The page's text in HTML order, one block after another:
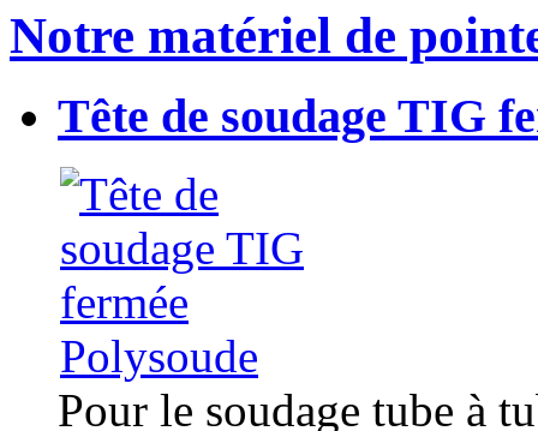
Notre matériel de
Tête de soudage TIG
Pour le soudage tube à